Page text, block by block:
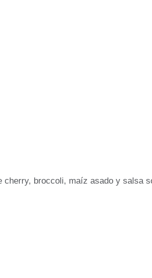
cherry, broccoli, maíz asado y salsa